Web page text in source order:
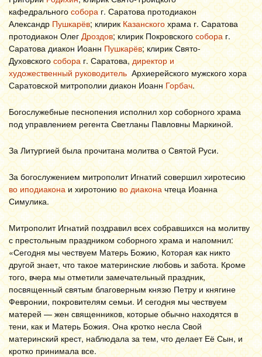
кафедрального собора г. Саратова протодиакон
АлександрПушкарёв; клирик Казанского храма г. Саратова
протодиакон Олег Дроздов; клирик Покровского собора г.
Саратова диакон ИоаннПушкарёв; клирик Свято-
Духовскогособора г. Саратова,директор и
художественныйруководитель Архиерейского мужского хора
Саратовской митрополии диакон Иоанн Горбач.
Богослужебные песнопения исполнил хор соборного храма
под управлением регента Светланы Павловны Маркиной.
За Литургией была прочитана молитва о Святой Руси.
За богослужением митрополит Игнатий совершил хиротесию
во иподиакона и хиротонию во диакона чтеца Иоанна
Симулика.
Митрополит Игнатий поздравил всех собравшихся на молитву
с престольным праздником соборного храма и напомнил:
«Сегодня мы чествуем Матерь Божию, Которая как никто
другой знает, что такое материнские любовь и забота. Кроме
того, вчера мы отметили замечательный праздник,
посвященный святым благоверным князю Петру и княгине
Февронии, покровителям семьи. И сегодня мы чествуем
матерей — жен священников, которые обычно находятся в
тени, как и Матерь Божия. Она кротко несла Свой
материнский крест, наблюдала за тем, что делает Её Сын, и
кротко принимала все.